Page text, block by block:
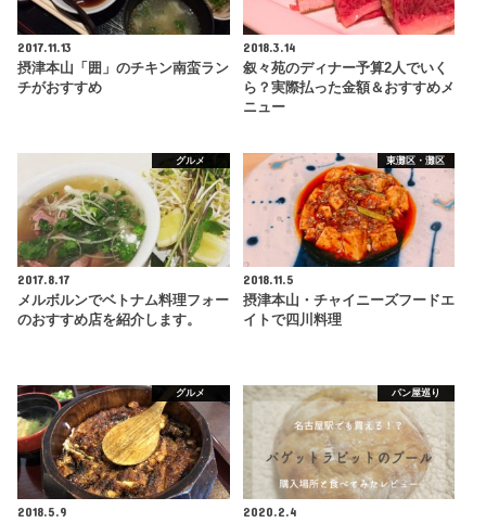
2017.11.13
摂津本山「囲」のチキン南蛮ラン
チがおすすめ
2018.3.14
叙々苑のディナー予算2人でいく
ら？実際払った金額＆おすすめメ
ニュー
グルメ
2017.8.17
メルボルンでベトナム料理フォー
のおすすめ店を紹介します。
東灘区・灘区
2018.11.5
摂津本山・チャイニーズフードエ
イトで四川料理
グルメ
2018.5.9
パン屋巡り
2020.2.4